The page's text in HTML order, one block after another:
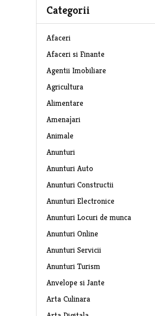
Categorii
Afaceri
Afaceri si Finante
Agentii Imobiliare
Agricultura
Alimentare
Amenajari
Animale
Anunturi
Anunturi Auto
Anunturi Constructii
Anunturi Electronice
Anunturi Locuri de munca
Anunturi Online
Anunturi Servicii
Anunturi Turism
Anvelope si Jante
Arta Culinara